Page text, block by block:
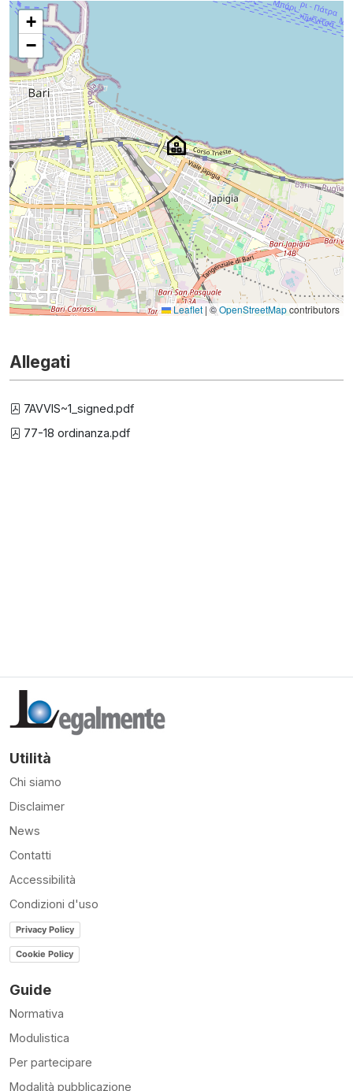
+
−
Leaflet | ©OpenStreetMapcontributors
Allegati
7AVVIS~1_signed.pdf
77-18 ordinanza.pdf
Utilità
Chi siamo
Disclaimer
News
Contatti
Accessibilità
Condizioni d'uso
Privacy Policy
Cookie Policy
Guide
Normativa
Modulistica
Per partecipare
Modalità pubblicazione